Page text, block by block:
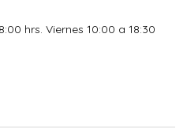
hrs. Viernes 10:00 a 18:30